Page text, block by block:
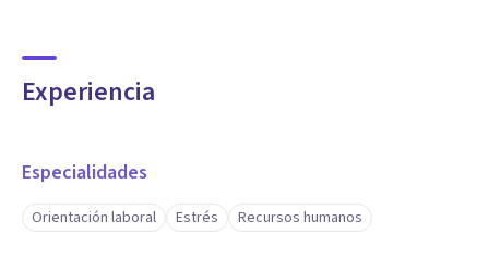
Experiencia
Especialidades
Orientación laboral Estrés Recursos humanos